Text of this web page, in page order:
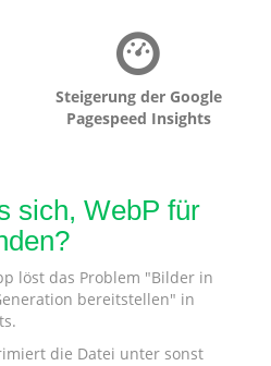
Steigerung der Google
Pagespeed Insights
sich, WebP für
löst das Problem "Bilder in
bereitstellen" in
die Datei unter sonst